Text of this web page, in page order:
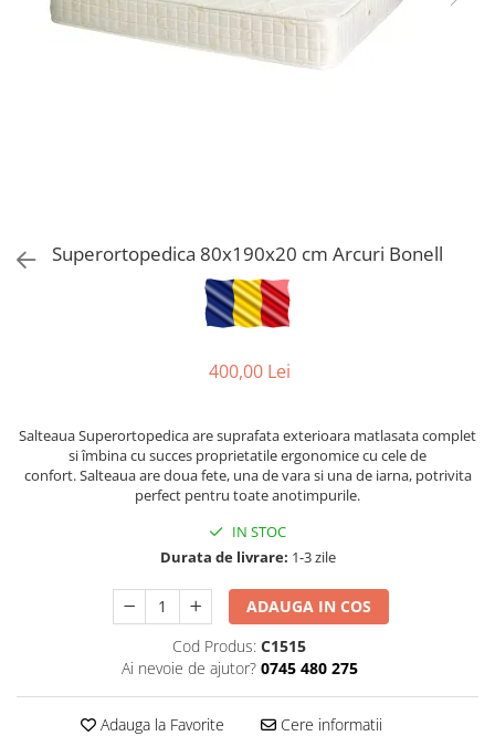
Superortopedica 80x190x20 cm Arcuri Bonell
400,00 Lei
Salteaua Superortopedica are suprafata exterioara matlasata complet
si îmbina cu succes proprietatile ergonomice cu cele de
confort. Salteaua are doua fete, una de vara si una de iarna, potrivita
perfect pentru toate anotimpurile.
IN STOC
Durata de livrare: 1-3 zile
ADAUGA IN COS
Cod Produs: C1515
Ai nevoie de ajutor? 0745 480 275
Adauga la Favorite Cere informatii